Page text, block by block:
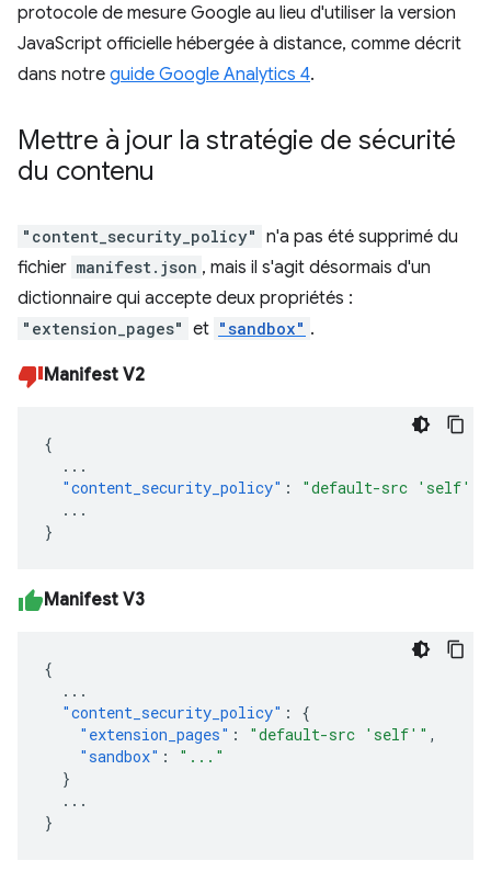
protocole de mesure Google au lieu d'utiliser la version
JavaScript officielle hébergée à distance, comme décrit
dans notre guide Google Analytics 4.
Mettre à jour la stratégie de sécurité
du contenu
"content_security_policy" n'a pas été supprimé du
fichier manifest.json , mais il s'agit désormais d'un
dictionnaire qui accepte deux propriétés :
"extension_pages" et "sandbox" .
Manifest V2
{
...
"content_security_policy" :
"default-src 'self'"
...
}
Manifest V3
{
...
"content_security_policy" :
{
"extension_pages" : "default-src 'self'" ,
"sandbox" :
"..."
}
...
}